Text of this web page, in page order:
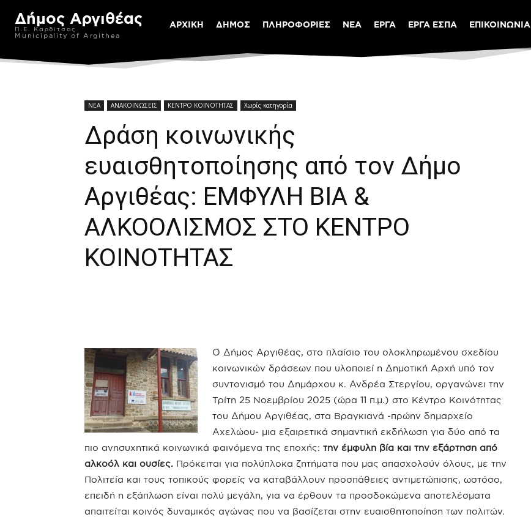
Δήμος Αργιθέας
Π.Ε. Καρδίτσας
Municipality of Argithea
ΑΡΧΙΚΗ ΔΗΜΟΣ ΠΛΗΡΟΦΟΡΙΕΣ ΝΕΑ ΕΡΓΑ ΕΡΓΑ ΕΣΠΑ ΕΠΙΚΟΙΝΩΝΙΑ
ΝΕΑ ΑΝΑΚΟΙΝΩΣΕΙΣ ΚΕΝΤΡΟ ΚΟΙΝΟΤΗΤΑΣ Χωρίς κατηγορία
Δράση κοινωνικής
ευαισθητοποίησης από τον Δήμο
Αργιθέας: ΕΜΦΥΛΗ ΒΙΑ &
ΑΛΚΟΟΛΙΣΜΟΣ ΣΤΟ ΚΕΝΤΡΟ
ΚΟΙΝΟΤΗΤΑΣ
Ο Δήμος Αργιθέας, στο πλαίσιο του ολοκληρωμένου σχεδίου
κοινωνικών δράσεων που υλοποιεί η Δημοτική Αρχή υπό τον
συντονισμό του Δημάρχου κ. Ανδρέα Στεργίου, οργανώνει την
Τρίτη 25 Νοεμβρίου 2025 (ώρα 11 π.μ.) στο Κέντρο Κοινότητας
του Δήμου Αργιθέας, στα Βραγκιανά -πρώην δημαρχείο
Αχελώου- μια εξαιρετικά σημαντική εκδήλωση για δύο από τα
πιο ανησυχητικά κοινωνικά φαινόμενα της εποχής: την έμφυλη βία και την εξάρτηση από
αλκοόλ και ουσίες. Πρόκειται για πολύπλοκα ζητήματα που μας απασχολούν όλους, με την
Πολιτεία και τους τοπικούς φορείς να καταβάλλουν προσπάθειες αντιμετώπισης, ωστόσο,
επειδή η εξάπλωση είναι πολύ μεγάλη, για να έρθουν τα προσδοκώμενα αποτελέσματα
απαιτείται κοινός δυναμικός αγώνας που να βασίζεται στην ευαισθητοποίηση των πολιτών.